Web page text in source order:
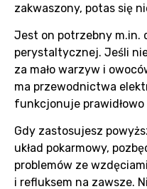
zakwaszony, potas się
Jest on potrzebny m.in.
perystaltycznej. Jeśli
za mało warzyw i
ma przewodnictwa
funkcjonuje prawidłowo
Gdy zastosujesz
układ pokarmowy,
problemów ze
i refluksem na zawsze.